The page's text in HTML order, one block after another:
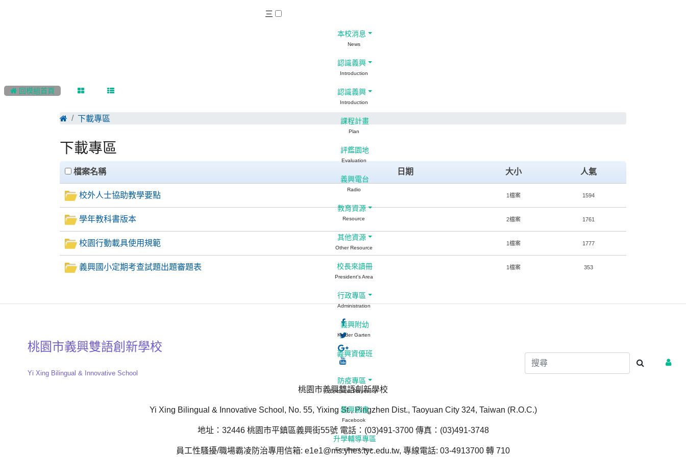
 回模組首頁
下載專區
下載專區
clickAll
檔案名稱 日期 大小 人氣
校外人士協助教學要點 1檔案 1594
學年教科書版本 2檔案 1761
校園行動載具使用規範 1檔案 1777
義興國小定期考查試題出題審題表 1檔案 353
桃園市義興雙語創新學校
Yi Xing Bilingual & Innovative School, No. 55, Yixing St., Pingzhen Dist., Taoyuan City 324, Taiwan (R.O.C.)
地址：32446 桃園市平鎮區義興街55號 電話：(03)491-3700 傳真：(03)491-3748
員工性騷擾/職場霸凌防治專用信箱: e1e1@ms.yhes.tyc.edu.tw, 專線電話: 03-4913700 轉 710
桃園市義興雙語創新學校
Yi Xing Bilingual & Innovative School
三
本校消息
News
認識義興
Introduction
認識義興
Introduction
課程計畫
Plan
評鑑園地
Evaluation
義興電台
Radio
教育資源
Resource
其他資源
Other Resource
校長來讀冊
President's Area
行政專區
Administration
義興附幼
Kinder Garten
義興資優班
防疫專區
Epidemic Prevention
義興臉書
Facebook
升學輔導專區
Enrollment Area